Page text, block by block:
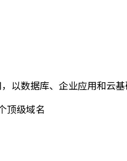
以数据库、企业应用和云基
顶级域名